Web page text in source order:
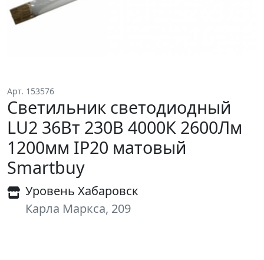
Арт. 153576
Светильник светодиодный
LU2 36Вт 230В 4000К 2600Лм
1200мм IP20 матовый
Smartbuy
Уровень Хабаровск
Карла Маркса, 209